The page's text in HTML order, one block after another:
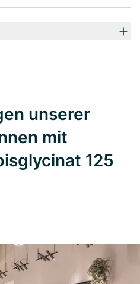
unserer
mit
125